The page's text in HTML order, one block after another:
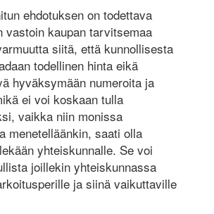
ehdotuksen on todettava
vastoin kaupan tarvitsemaa
siitä, että kunnollisesta
todellinen hinta eikä
hyväksymään numeroita ja
ei voi koskaan tulla
vaikka niin monissa
menetelläänkin, saati olla
yhteiskunnalle. Se voi
joillekin yhteiskunnassa
ja siinä vaikuttaville